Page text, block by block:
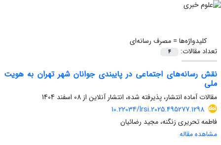
کلیدواژه‌ها =مصرف رسانه‌ای
تعداد مقالات:
4
نقش رسانه‌های اجتماعی در پایبندی جوانان شهر تهران به هویت
ملی
مقالات آماده انتشار، پذیرفته شده، انتشار آنلاین از 08 اسفند 1404
10.22034/lrsi.2025.495277.1298
فاطمه تحریری زنگنه، مجید رضائیان
مشاهده مقاله